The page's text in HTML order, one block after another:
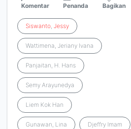
Komentar Penanda Bagikan
Siswanto, Jessy
Wattimena, Jeriany Ivana
Panjaitan, H. Hans
Semy Arayunedya
Liem Kok Han
Gunawan, Lina Djeffry Imam